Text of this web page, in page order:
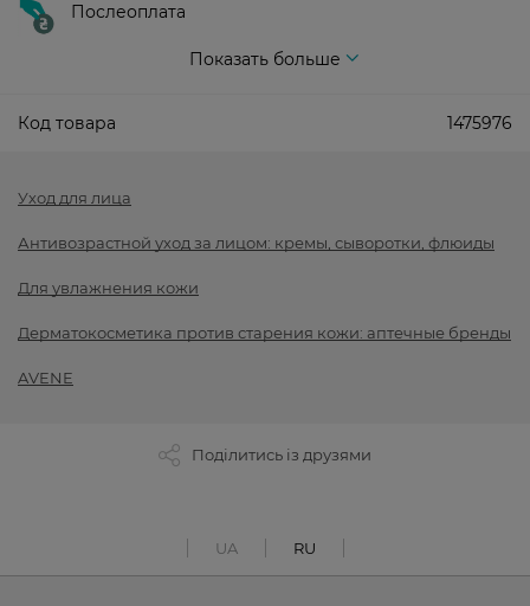
Послеоплата
Показать больше
Код товара 1475976
Уход для лица
Антивозрастной уход за лицом: кремы, сыворотки, флюиды
Для увлажнения кожи
Дерматокосметика против старения кожи: аптечные бренды
AVENE
Поділитись із друзями
UA RU